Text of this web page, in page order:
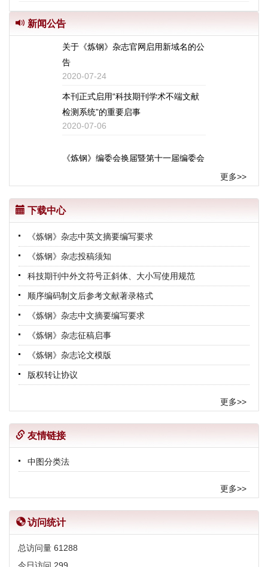
新闻公告2023-12-29
关于《炼钢》杂志官网启用新域名的公
告
本刊正式启用“科技期刊学术不端文献
检测系统”的重要启事
《炼钢》编委会换届暨第十一届编委会
据库
2025-08-14
《炼钢》期刊连续10次入编《中文核心
期刊要目总览》
2023-12-29
关于《炼钢》杂志官网启用新域名的公
告
2020-07-24
本刊正式启用“科技期刊学术不端文献
检测系统”的重要启事
2020-07-06
更多>>
下载中心
《炼钢》杂志中英文摘要编写要求
《炼钢》杂志投稿须知
科技期刊中外文符号正斜体、大小写使用规范
顺序编码制文后参考文献著录格式
《炼钢》杂志中文摘要编写要求
《炼钢》杂志征稿启事
《炼钢》杂志论文模版
版权转让协议
更多>>
友情链接
中图分类法
更多>>
访问统计
总访问量 61288